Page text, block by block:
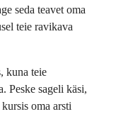
seda teavet oma
teie ravikava
kuna teie
Peske sageli käsi,
oma arsti